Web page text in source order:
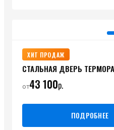
ХИТ ПРОДАЖ
СТАЛЬНАЯ ДВЕРЬ
от43 100р.
ПОДРОБНЕЕ